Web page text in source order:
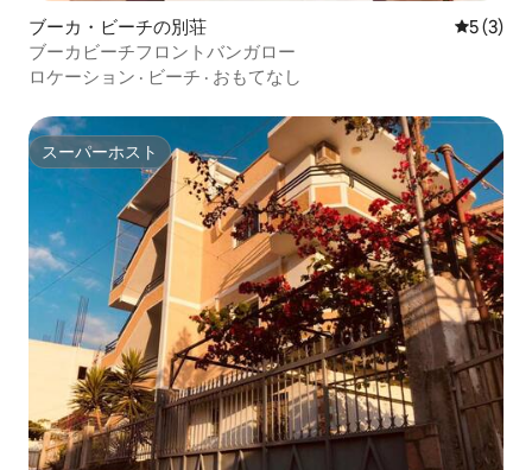
ブーカ・ビーチの別荘 レビュー
5 (3)
ブーカビーチフロントバンガロー
ロケーション · ビーチ · おもてなし
スーパーホスト
スーパーホスト